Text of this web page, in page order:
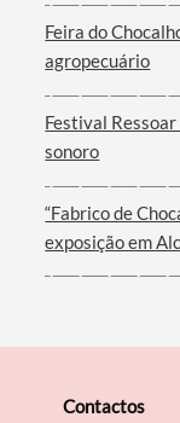
Feira do
agropecuário
Festival
sonoro
“Fabrico de
exposição em
Contactos